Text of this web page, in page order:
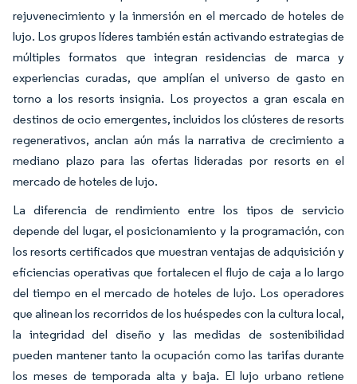
rejuvenecimiento y la inmersión en el mercado de hoteles de
lujo. Los grupos líderes también están activando estrategias de
múltiples formatos que integran residencias de marca y
experiencias curadas, que amplían el universo de gasto en
torno a los resorts insignia. Los proyectos a gran escala en
destinos de ocio emergentes, incluidos los clústeres de resorts
regenerativos, anclan aún más la narrativa de crecimiento a
mediano plazo para las ofertas lideradas por resorts en el
mercado de hoteles de lujo.
La diferencia de rendimiento entre los tipos de servicio
depende del lugar, el posicionamiento y la programación, con
los resorts certificados que muestran ventajas de adquisición y
eficiencias operativas que fortalecen el flujo de caja a lo largo
del tiempo en el mercado de hoteles de lujo. Los operadores
que alinean los recorridos de los huéspedes con la cultura local,
la integridad del diseño y las medidas de sostenibilidad
pueden mantener tanto la ocupación como las tarifas durante
los meses de temporada alta y baja. El lujo urbano retiene